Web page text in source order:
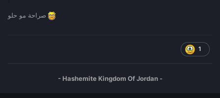
1
- Hashemite Kingdom Of Jordan -